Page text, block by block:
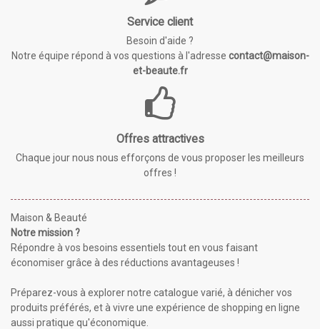
Service client
Besoin d'aide ?
Notre équipe répond à vos questions à l'adresse contact@maison-
et-beaute.fr
Offres attractives
Chaque jour nous nous efforçons de vous proposer les meilleurs
offres !
Maison & Beauté
Notre mission ?
Répondre à vos besoins essentiels tout en vous faisant
économiser grâce à des réductions avantageuses !
Préparez-vous à explorer notre catalogue varié, à dénicher vos
produits préférés, et à vivre une expérience de shopping en ligne
aussi pratique qu'économique.